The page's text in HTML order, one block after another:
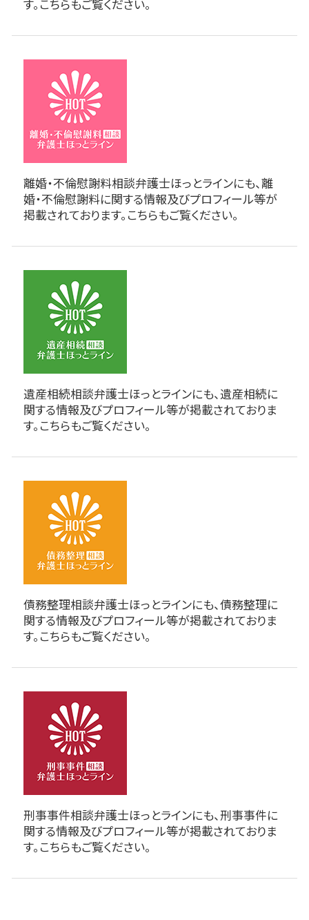
す。こちらもご覧ください。
離婚・不倫慰謝料相談弁護士ほっとラインにも、離
婚・不倫慰謝料に関する情報及びプロフィール等が
掲載されております。こちらもご覧ください。
遺産相続相談弁護士ほっとラインにも、遺産相続に
関する情報及びプロフィール等が掲載されておりま
す。こちらもご覧ください。
債務整理相談弁護士ほっとラインにも、債務整理に
関する情報及びプロフィール等が掲載されておりま
す。こちらもご覧ください。
刑事事件相談弁護士ほっとラインにも、刑事事件に
関する情報及びプロフィール等が掲載されておりま
す。こちらもご覧ください。